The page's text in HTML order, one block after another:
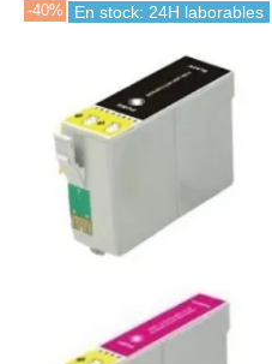
-40% En stock: 24H laborables